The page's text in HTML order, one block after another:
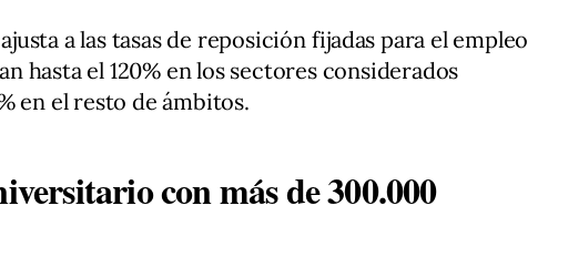
a las tasas de reposición fijadas para el empleo
hasta el 120% en los sectores considerados
en el resto de ámbitos.
con más de 300.000